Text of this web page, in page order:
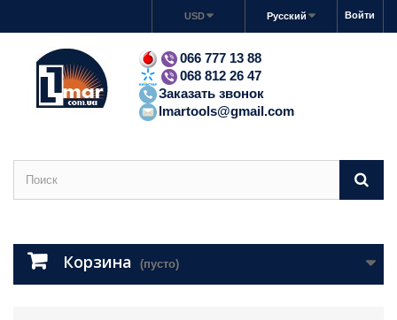
Войти
Русский
USD
066 777 13 88
068 812 26 47
Заказать звонок
lmartools@gmail.com
Корзина (пусто)